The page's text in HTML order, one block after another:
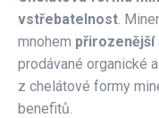
vstřebatelnost.
mnohem přirozenější
prodávané organické
z chelátové formy
benefitů.